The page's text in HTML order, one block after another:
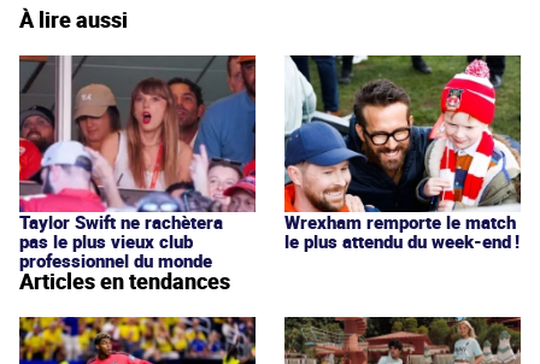
À lire aussi
Taylor Swift ne rachètera
pas le plus vieux club
professionnel du monde
Wrexham remporte le match
le plus attendu du week-end !
Articles en tendances